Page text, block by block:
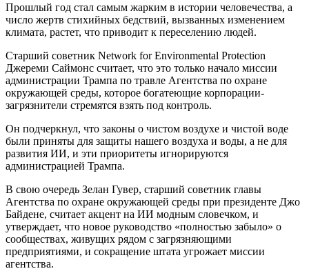
Прошлый год стал самым жарким в истории человечества, а
число жертв стихийных бедствий, вызванных изменением
климата, растет, что приводит к переселению людей.
Старший советник Network for Environmental Protection
Джереми Саймонс считает, что это только начало миссии
администрации Трампа по травле Агентства по охране
окружающей среды, которое богатеющие корпорации-
загрязнители стремятся взять под контроль.
Он подчеркнул, что законы о чистом воздухе и чистой воде
были приняты для защиты нашего воздуха и воды, а не для
развития ИИ, и эти приоритеты игнорируются
администрацией Трампа.
В свою очередь Зелан Гувер, старший советник главы
Агентства по охране окружающей среды при президенте Джо
Байдене, считает акцент на ИИ модным словечком, и
утверждает, что новое руководство «полностью забыло» о
сообществах, живущих рядом с загрязняющими
предприятиями, и сокращение штата угрожает миссии
агентства.